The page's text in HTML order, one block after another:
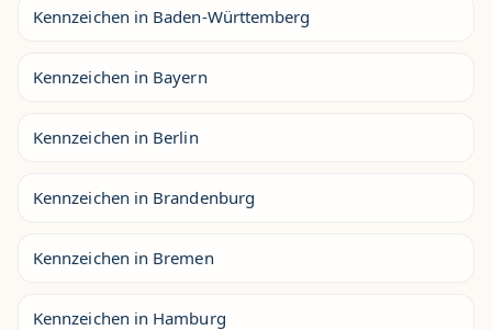
Kennzeichen in Baden-Württemberg
Kennzeichen in Bayern
Kennzeichen in Berlin
Kennzeichen in Brandenburg
Kennzeichen in Bremen
Kennzeichen in Hamburg